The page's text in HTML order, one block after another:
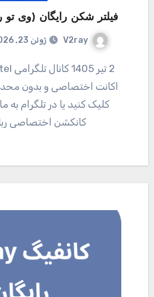
فیلتر شکن رایگان (وی تو ری) – 2
V2ray ژوئن 23, 2026
2 تیر 1405 کانال تلگرامی V2ray.tel برای خرید
اکانت اختصاصی و بدون
کلیک کنید یا در تلگرام به
کانکشن اختصاصی